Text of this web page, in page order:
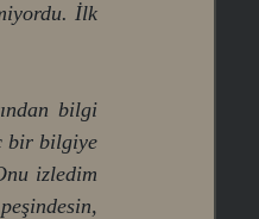
İlk
bilgi
bir bilgiye
izledim